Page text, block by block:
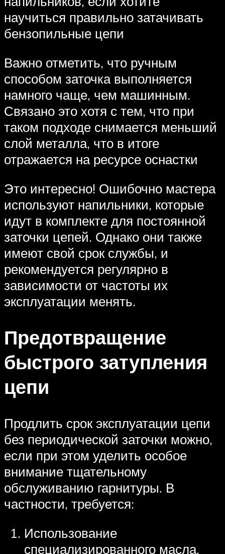
научиться правильно затачивать
бензопильные цепи
Важно отметить, что ручным
способом заточка выполняется
намного чаще, чем машинным.
Связано это хотя с тем, что при
таком подходе снимается меньший
слой металла, что в итоге
отражается на ресурсе оснастки
Это интересно! Ошибочно мастера
используют напильники, которые
идут в комплекте для постоянной
заточки цепей. Однако они также
имеют свой срок службы, и
рекомендуется регулярно в
зависимости от частоты их
эксплуатации менять.
Предотвращение
быстрого затупления
цепи
Продлить срок эксплуатации цепи
без периодической заточки можно,
если при этом уделить особое
внимание тщательному
обслуживанию гарнитуры. В
частности, требуется:
Использование
специализированного масла,